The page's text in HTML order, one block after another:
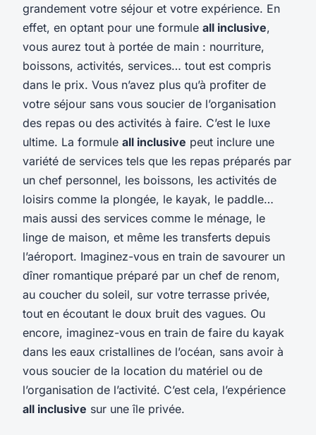
grandement votre séjour et votre expérience. En
effet, en optant pour une formule all inclusive,
vous aurez tout à portée de main : nourriture,
boissons, activités, services… tout est compris
dans le prix. Vous n’avez plus qu’à profiter de
votre séjour sans vous soucier de l’organisation
des repas ou des activités à faire. C’est le luxe
ultime. La formule all inclusive peut inclure une
variété de services tels que les repas préparés par
un chef personnel, les boissons, les activités de
loisirs comme la plongée, le kayak, le paddle…
mais aussi des services comme le ménage, le
linge de maison, et même les transferts depuis
l’aéroport. Imaginez-vous en train de savourer un
dîner romantique préparé par un chef de renom,
au coucher du soleil, sur votre terrasse privée,
tout en écoutant le doux bruit des vagues. Ou
encore, imaginez-vous en train de faire du kayak
dans les eaux cristallines de l’océan, sans avoir à
vous soucier de la location du matériel ou de
l’organisation de l’activité. C’est cela, l’expérience
all inclusive sur une île privée.